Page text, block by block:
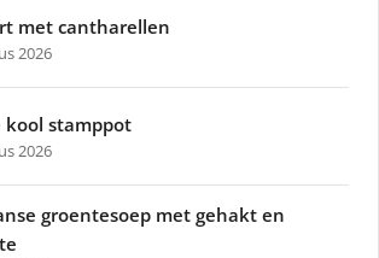
met cantharellen
2026
kool stamppot
2026
groentesoep met gehakt en